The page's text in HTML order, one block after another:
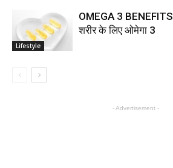
Lifestyle
OMEGA 3
शरीर के लिए ओमेगा 3
- Advertisement -